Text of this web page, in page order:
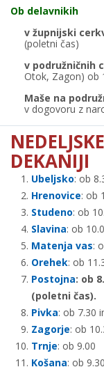
Ob delavnikih
v župnijski
(poletni čas)
v podružničnih
Otok, Zagon) ob
Maše na
v dogovoru z
DEKANIJI
Ubeljsko: ob
Hrenovice: ob
Studeno: ob
Slavina: ob
Matenja vas:
Orehek: ob
Postojna: ob
(poletni čas).
Pivka: ob 7.30
Zagorje: ob
Trnje: ob 9.00
Košana: ob 9.30